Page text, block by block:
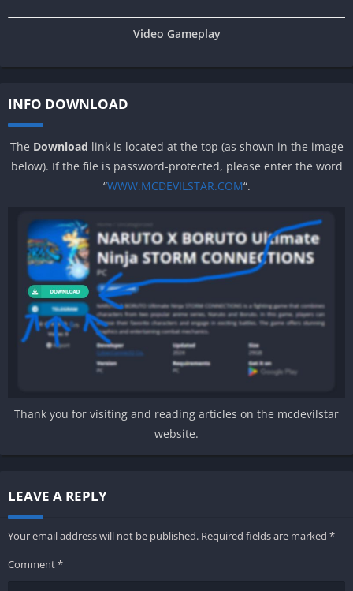
Video Gameplay
INFO DOWNLOAD
The Download link is located at the top (as shown in the image
below). If the file is password-protected, please enter the word
“WWW.MCDEVILSTAR.COM“.
Thank you for visiting and reading articles on the mcdevilstar
website.
LEAVE A REPLY
Your email address will not be published. Required fields are marked *
Comment*